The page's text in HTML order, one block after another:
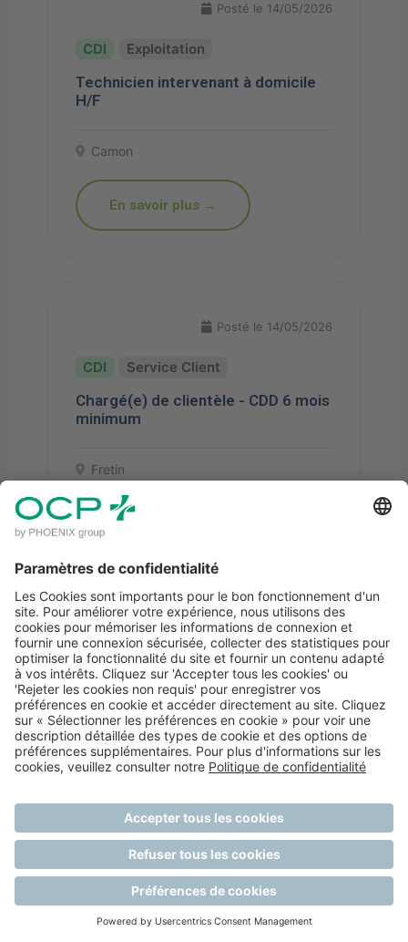
Posté le 14/05/2026
Exploitation
Technicien intervenant à domicile
H/F
Camon
En savoir plus →
Posté le 14/05/2026
Service Client
Chargé(e) de clientèle - CDD 6 mois
minimum
Fretin
En savoir plus →
Posté le 14/05/2026
Service Client
Chargé(e) de clientèle - CDD 6 mois
minimum
En savoir plus →